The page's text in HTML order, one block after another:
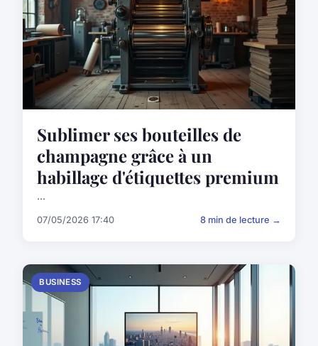
Sublimer ses bouteilles de
champagne grâce à un
habillage d'étiquettes premium
...
07/05/2026 17:40 8 min de lecture →
BUSINESS